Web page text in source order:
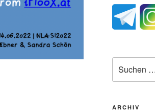
nach:
ARCHIV